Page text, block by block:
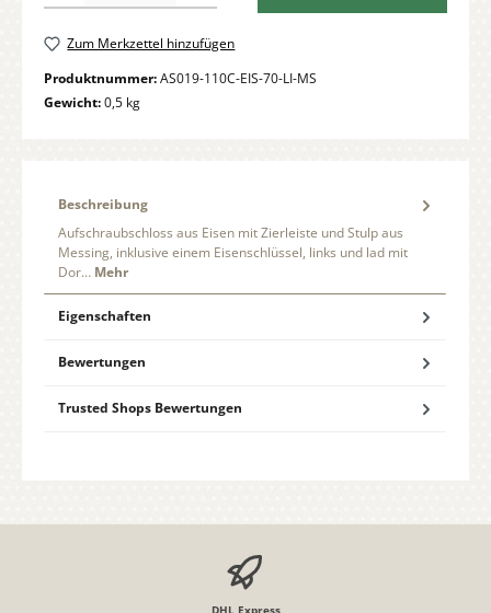
Zum Merkzettel hinzufügen
Produktnummer:AS019-110C-EIS-70-LI-MS
Gewicht:0,5 kg
Beschreibung
Aufschraubschloss aus Eisen mit Zierleiste und Stulp aus
Messing, inklusive einem Eisenschlüssel, links und lad mit
Dor… Mehr
Eigenschaften
Bewertungen
Trusted Shops Bewertungen
DHL Express